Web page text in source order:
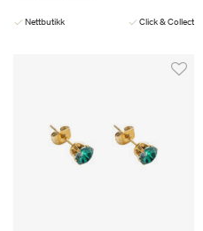
Nettbutikk Click & Collect